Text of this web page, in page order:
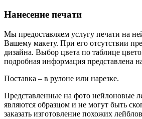
Нанесение печати
Мы предоставляем услугу печати на
Вашему макету. При его отсутствии
дизайна. Выбор цвета по таблице
подробная информация представлена
Поставка – в рулоне или нарезке.
Представленные на фото нейлоновые
являются образцом и не могут быть
заказать изготовление похожих